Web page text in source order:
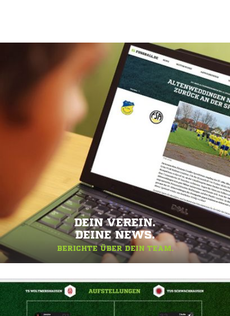
DEIN VEREIN.
DEINE NEWS.
BERICHTE ÜBER DEIN TEAM.